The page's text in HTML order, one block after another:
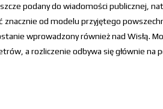
podany do wiadomości publicznej,
znacznie od modelu przyjętego
wprowadzony również nad Wisłą.
a rozliczenie odbywa się głównie na